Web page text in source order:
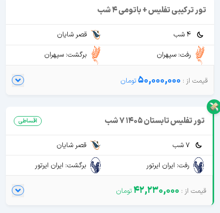
تور ترکیبی تفلیس + باتومی 4 شب
4 شب
قصر شایان
رفت: سپهران
برگشت: سپهران
50,000,000
تور تفلیس تابستان 1405 7 شب اقساطی
7 شب
قصر شایان
رفت: ایران ایرتور
برگشت: ایران ایرتور
42,230,000